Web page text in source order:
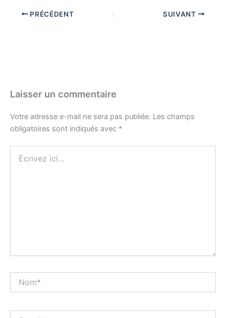
PRÉCÉDENT SUIVANT
Laisser un commentaire
Votre adresse e-mail ne sera pas publiée. Les champs
obligatoires sont indiqués avec *
ici…